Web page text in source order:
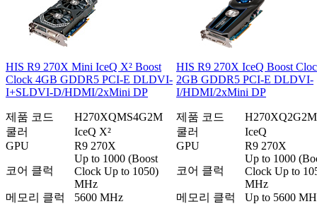
HIS R9 270X Mini IceQ X² Boost
Clock 4GB GDDR5 PCI-E DLDVI-
I+SLDVI-D/HDMI/2xMini DP
제품 코드
H270XQMS4G2M
쿨러
IceQ X²
GPU
R9 270X
코어 클럭
Up to 1000 (Boost
Clock Up to 1050)
MHz
메모리 클럭
5600 MHz
HIS R9 270X IceQ Boost
2GB GDDR5 PCI-E DLDVI-
I/HDMI/2xMini DP
제품 코드
H270XQ2G2M
쿨러
IceQ
GPU
R9 270X
코어 클럭
Up to 1000
Clock Up to
MHz
메모리 클럭
Up to 5600